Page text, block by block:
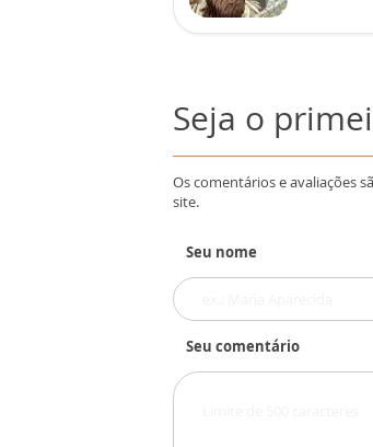
Seja o
Os comentários e avaliações
site.
Seu nome
Seu comentário